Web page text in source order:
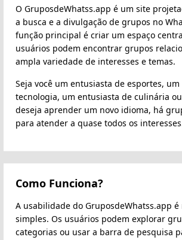
O GruposdeWhatss.app é um site
a busca e a divulgação de grupos no
função principal é criar um espaço
usuários podem encontrar grupos
ampla variedade de interesses e temas.
Seja você um entusiasta de esportes,
tecnologia, um entusiasta de culinária
deseja aprender um novo idioma, há
para atender a quase todos os
Como Funciona?
A usabilidade do GruposdeWhatss.app
simples. Os usuários podem explorar
categorias ou usar a barra de pesquisa